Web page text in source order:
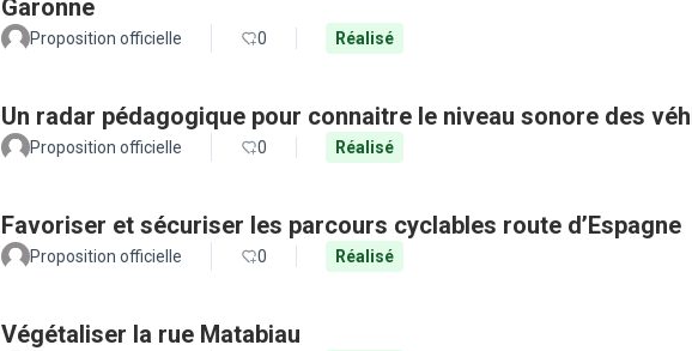
Garonne
Proposition officielle 0 Réalisé
Un radar pédagogique pour connaitre le niveau sonore des
Proposition officielle 0 Réalisé
Favoriser et sécuriser les parcours cyclables route d’Espagne
Proposition officielle 0 Réalisé
Végétaliser la rue Matabiau